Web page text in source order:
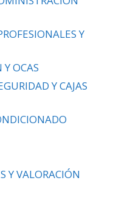
Y
OCAS
Y CAJAS
Y VALORACIÓN